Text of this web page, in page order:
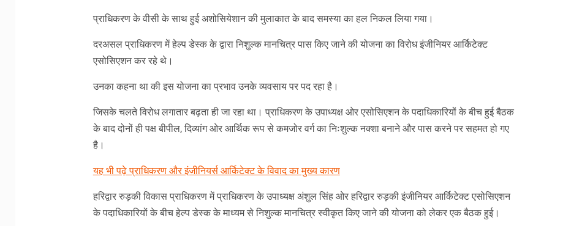
प्राधिकरण के वीसी के साथ हुई अशोसियेशान की मुलाकात के बाद समस्या का हल निकल लिया गया।
दरअसल प्राधिकरण में हेल्प डेस्क के द्वारा निशुल्क मानचित्र पास किए जाने की योजना का विरोध इंजीनियर आर्किटेक्ट
एसोसिएशन कर रहे थे।
उनका कहना था की इस योजना का प्रभाव उनके व्यवसाय पर पद रहा है।
जिसके चलते विरोध लगातार बढ़ता ही जा रहा था। प्राधिकरण के उपाध्यक्ष ओर एसोसिएशन के पदाधिकारियों के बीच हुई बैठक
के बाद दोनों ही पक्ष बीपील, दिव्यांग ओर आर्थिक रूप से कमजोर वर्ग का निःशुल्क नक्शा बनाने और पास करने पर सहमत हो गए
है।
यह भी पढ़े प्राधिकरण और इंजीनियर्स आर्किटेक्ट के विवाद का मुख्य कारण
हरिद्वार रुड़की विकास प्राधिकरण में प्राधिकरण के उपाध्यक्ष अंशुल सिंह ओर हरिद्वार रुड़की इंजीनियर आर्किटेक्ट एसोसिएशन
के पदाधिकारियों के बीच हेल्प डेस्क के माध्यम से निशुल्क मानचित्र स्वीकृत किए जाने की योजना को लेकर एक बैठक हुई।